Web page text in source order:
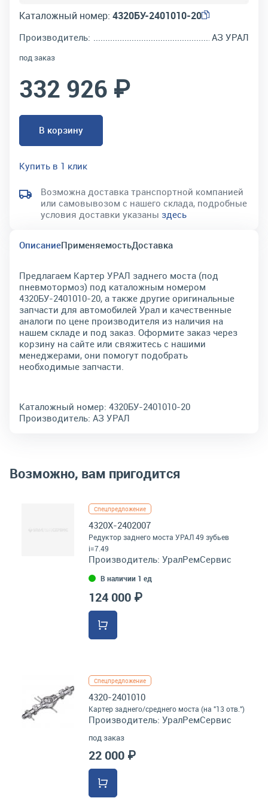
Каталожный номер: 4320БУ-2401010-20
Производитель: АЗ УРАЛ
под заказ
332 926 ₽
В корзину
Купить в 1 клик
Возможна доставка транспортной компанией
или самовывозом с нашего склада, подробные
условия доставки указаны здесь
ОписаниеПрименяемостьДоставка
Предлагаем Картер УРАЛ заднего моста (под
пневмотормоз) под каталожным номером
4320БУ-2401010-20, а также другие оригинальные
запчасти для автомобилей Урал и качественные
аналоги по цене производителя из наличия на
нашем складе и под заказ. Оформите заказ через
корзину на сайте или свяжитесь с нашими
менеджерами, они помогут подобрать
необходимые запчасти.
Каталожный номер: 4320БУ-2401010-20
Производитель: АЗ УРАЛ
Возможно, вам пригодится
Спецпредложение
4320Х-2402007
Редуктор заднего моста УРАЛ 49 зубьев
i=7.49
Производитель: УралРемСервис
В наличии 1 ед
124 000 ₽
Спецпредложение
4320-2401010
Картер заднего/среднего моста (на "13 отв.")
Производитель: УралРемСервис
под заказ
22 000 ₽